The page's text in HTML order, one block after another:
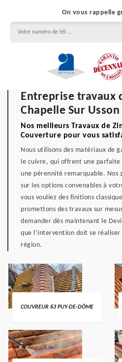
On vous rappelle
Entreprise travaux
Chapelle Sur Usson
Nos meilleurs Travaux de
Couverture pour vous
Nous utilisons des matériaux de
le cuivre, qui offrent une
une pérennité remarquable. Nos
sur les options convenables à
vous vouliez des finitions
promettons des travaux sur
demander dès maintenant le
que l’intervention doit se réaliser
région.
COUVREUR 63 PUY-DE-DÔME